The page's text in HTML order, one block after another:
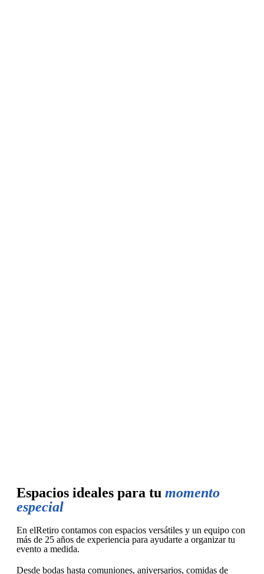
Espacios ideales para tu momento
especial
En elRetiro contamos con espacios versátiles y un equipo con
más de 25 años de experiencia para ayudarte a organizar tu
evento a medida.
Desde bodas hasta comuniones, aniversarios, comidas de